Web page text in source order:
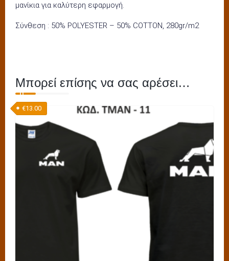
μανίκια για καλύτερη εφαρμογή.
Σύνθεση : 50% POLYESTER – 50% COTTON, 280gr/m2
Μπορεί επίσης να σας αρέσει…
€13.00